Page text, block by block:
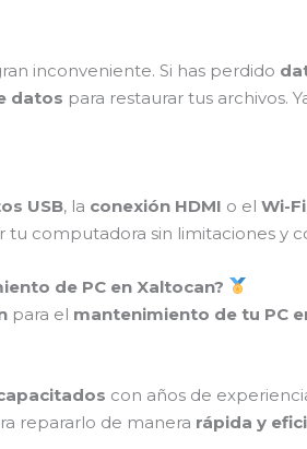
inconveniente. Si has perdido
datos para restaurar tus archivos.
USB, la conexión HDMI o el Wi-Fi
tu computadora sin limitaciones y
de PC en Xaltocan?
para el mantenimiento de tu PC
con años de
repararlo de manera rápida y